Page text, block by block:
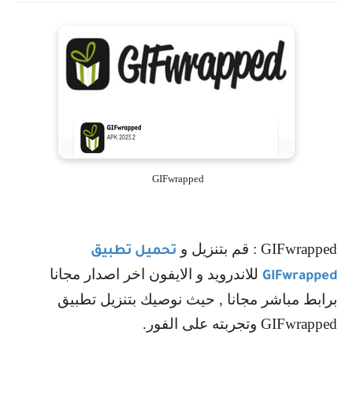
GIFwrapped
GIFwrapped : قم بتنزيل و تحميل تطبيق
GIFwrapped للاندرويد و الايفون اخر اصدار مجانا
برابط مباشر مجانا , حيث نوصيك بتنزيل تطبيق
GIFwrapped وتجربته على الفور.